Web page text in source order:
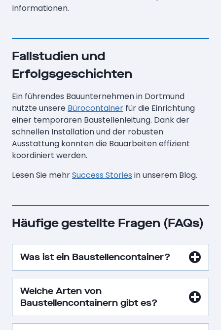
Informationen.
Fallstudien und
Erfolgsgeschichten
Ein führendes Bauunternehmen in Dortmund
nutzte unsere Bürocontainer für die Einrichtung
einer temporären Baustellenleitung. Dank der
schnellen Installation und der robusten
Ausstattung konnten die Bauarbeiten effizient
koordiniert werden.
Lesen Sie mehrSuccess Stories in unserem Blog.
Häufige gestellte Fragen (FAQs)
Was ist ein Baustellencontainer?
Welche Arten von
Baustellencontainern gibt es?